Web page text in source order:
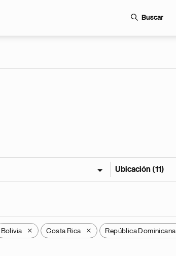
Buscar
Ubicación (11)
Bolivia X Costa Rica X República Dominicana